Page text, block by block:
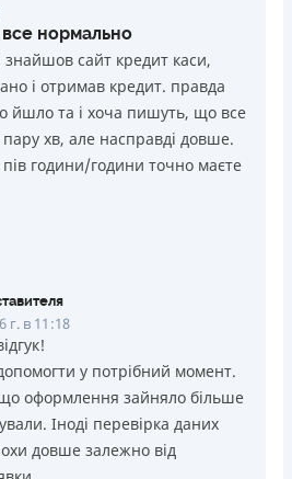
нормально
знайшов сайт кредит каси,
і отримав кредит. правда
йшло та і хоча пишуть, що все
хв, але насправді довше.
години/години точно маєте
г. в 11:18
у потрібний момент.
оформлення зайняло більше
Іноді перевірка даних
довше залежно від